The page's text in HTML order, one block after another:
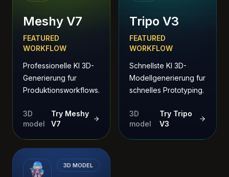
Meshy V7
FEATURED
WORKFLOW
Professionelle KI 3D-
Generierung fur
Produktionsworkflows.
3D
model
Try Meshy
V7
Tripo V3
FEATURED
WORKFLOW
Schnellste KI 3D-
Modellgenerierung fur
schnelles Prototyping.
3D
model
Try Tripo
V3
3D MODEL